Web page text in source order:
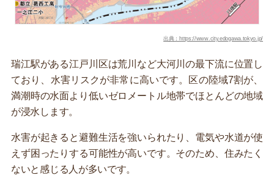
出典：https://www.city.edogawa.tokyo.jp/
瑞江駅がある江戸川区は荒川など大河川の最下流に位置し
ており、水害リスクが非常に高いです。区の陸域7割が、
満潮時の水面より低いゼロメートル地帯でほとんどの地域
が浸水します。
水害が起きると避難生活を強いられたり、電気や水道が使
えず困ったりする可能性が高いです。そのため、住みたく
ないと感じる人が多いです。